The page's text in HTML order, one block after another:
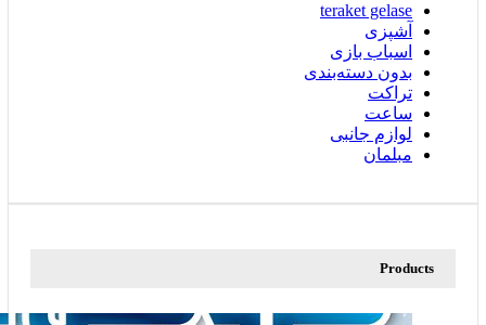
teraket gelase
آشپزی
اسباب بازی
بدون دسته‌بندی
تراکت
ساعت
لوازم جانبی
مبلمان
Products